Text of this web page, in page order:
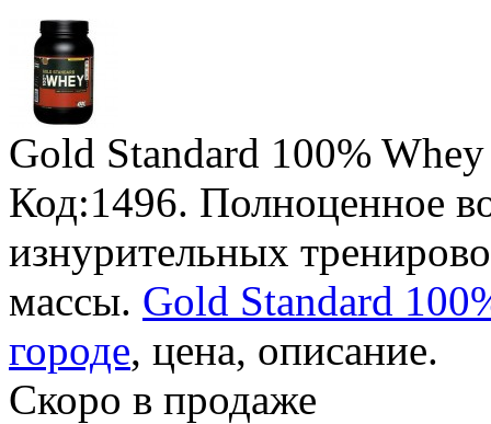
Gold Standard 100% Whey
Код:1496. Полноценное
изнурительных
массы. Gold Standard
городе, цена, описание.
Скоро в продаже